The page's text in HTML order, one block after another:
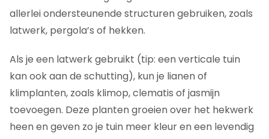
allerlei ondersteunende structuren gebruiken, zoals
latwerk, pergola’s of hekken.
Als je een latwerk gebruikt (tip: een verticale tuin
kan ook aan de schutting), kun je lianen of
klimplanten, zoals klimop, clematis of jasmijn
toevoegen. Deze planten groeien over het hekwerk
heen en geven zo je tuin meer kleur en een levendig